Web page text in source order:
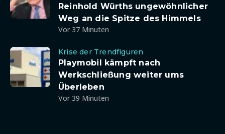
Reinhold Würths ungewöhnlicher
Weg an die Spitze des Himmels
Vor 37 Minuten
Krise der Trendfiguren
Playmobil kämpft nach
Werkschließung weiter ums
Überleben
Vor 39 Minuten